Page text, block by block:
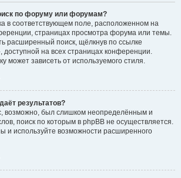
по форуму или форумам?
в соответствующем поле, расположенном на
страницах просмотра форума или темы.
расширенный поиск, щёлкнув по ссылке
на всех страницах конференции.
может зависеть от используемого стиля.
результатов?
возможно, был слишком неопределённым и
поиск по которым в phpBB не осуществляется.
и используйте возможности расширенного